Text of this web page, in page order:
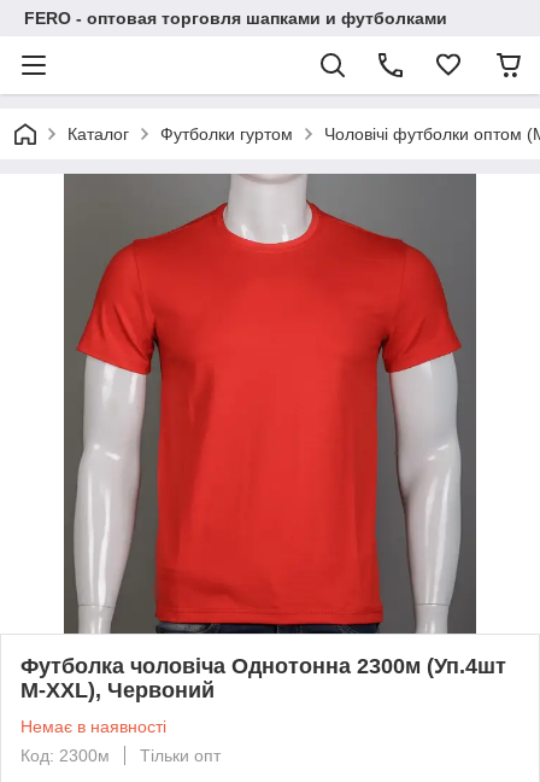
FERO - оптовая торговля шапками и футболками
Каталог Футболки гуртом Чоловічі футболки оптом
Футболка чоловіча Однотонна 2300м (Уп.4шт
M-XXL), Червоний
Немає в наявності
Код: 2300м
Тільки опт